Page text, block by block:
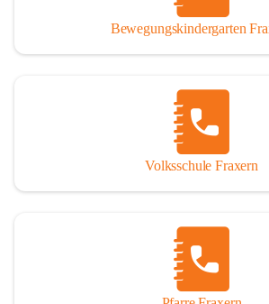
Bewegungskindergarten
Volksschule Fraxern